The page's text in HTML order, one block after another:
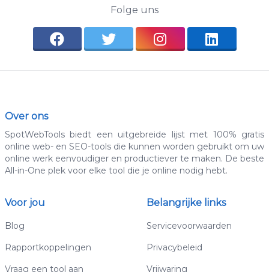
Folge uns
Over ons
SpotWebTools biedt een uitgebreide lijst met 100% gratis
online web- en SEO-tools die kunnen worden gebruikt om uw
online werk eenvoudiger en productiever te maken. De beste
All-in-One plek voor elke tool die je online nodig hebt.
Voor jou
Blog
Rapportkoppelingen
Vraag een tool aan
Belangrijke links
Servicevoorwaarden
Privacybeleid
Vrijwaring